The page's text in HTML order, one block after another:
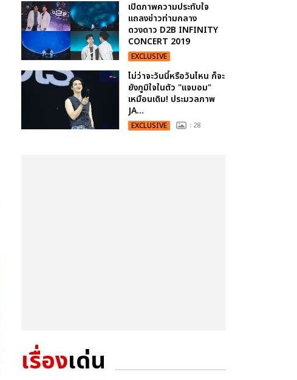
เปิดภาพความประทับใจ
แถลงข่าวท่ามกลาง
ดวงดาว D2B INFINITY
CONCERT 2019
EXCLUSIVE
ไม่ว่าจะวันนี้หรือวันไหน ก็จะ
ยังภูมิใจในตัว "แจบอม"
เหมือนเดิม! ประมวลภาพ
JA...
EXCLUSIVE : 28
เรื่องเด่น